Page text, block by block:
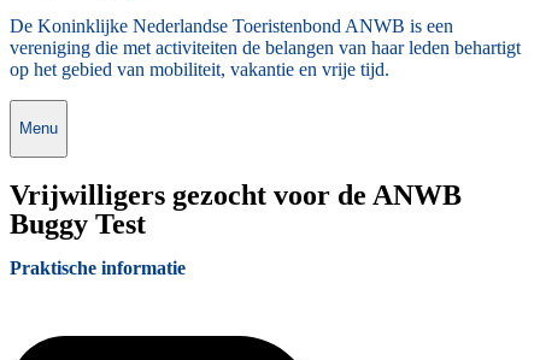
De Koninklijke Nederlandse Toeristenbond ANWB is een
vereniging die met activiteiten de belangen van haar leden behartigt
op het gebied van mobiliteit, vakantie en vrije tijd.
Menu
Vrijwilligers gezocht voor de ANWB
Buggy Test
Praktische informatie